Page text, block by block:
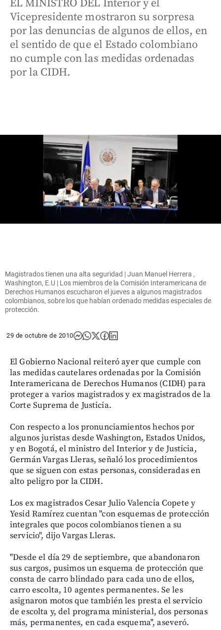
EL MINISTRO DEL Interior y el
Vicepresidente mostraron su sorpresa
por las denuncias de algunos de ellos, en
el sentido de que el Estado colombiano
no cumple con las medidas ordenadas
por la CIDH.
Magistrados tienen una alta seguridad | Juan Manuel Herrera ,
Washington, E.U | Los miembros de la Comisión Interamericana de
Derechos Humanos escucharon el jueves a algunos magistrados
colombianos, sobre los que habían ordenado medidas especiales de
protección.
29 de octubre de 2010
El Gobierno Nacional reiteró ayer que cumple con
las medidas cautelares ordenadas por la Comisión
Interamericana de Derechos Humanos (CIDH) para
proteger a varios magistrados y ex magistrados de la
Corte Suprema de Justicia.
Con respecto a los pronunciamientos hechos por
algunos juristas desde Washington, Estados Unidos,
y en Bogotá, el ministro del Interior y de Justicia,
Germán Vargas Lleras, señaló los procedimientos
que se siguen con estas personas, consideradas en
alto peligro por la CIDH.
Los ex magistrados Cesar Julio Valencia Copete y
Yesid Ramírez cuentan "con esquemas de protección
integrales que pocos colombianos tienen a su
servicio", dijo Vargas Lleras.
"Desde el día 29 de septiembre, que abandonaron
sus cargos, pusimos un esquema de protección que
consta de carro blindado para cada uno de ellos,
carro escolta, 10 agentes permanentes. Se les
asignaron motos que también les presta el servicio
de escolta y, del programa ministerial, dos personas
más, permanentes, en cada esquema", aseveró.